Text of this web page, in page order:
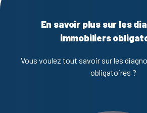
En savoir plus sur les
immobiliers
Vous voulez tout savoir sur les
obligatoires ?